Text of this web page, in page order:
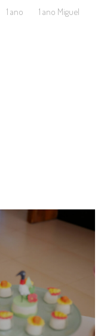
1 ano 1 ano Miguel